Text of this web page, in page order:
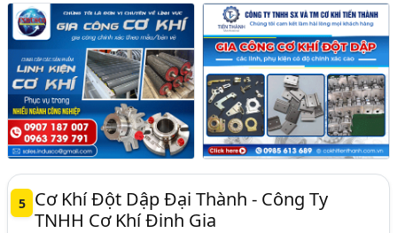
5
Cơ Khí Đột Dập Đại Thành - Công Ty
TNHH Cơ Khí Đinh Gia